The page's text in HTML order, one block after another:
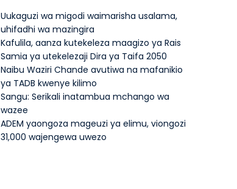
Uukaguzi wa migodi waimarisha usalama,
uhifadhi wa mazingira
Kafulila, aanza kutekeleza maagizo ya Rais
Samia ya utekelezaji Dira ya Taifa 2050
Naibu Waziri Chande avutiwa na mafanikio
ya TADB kwenye kilimo
Sangu: Serikali inatambua mchango wa
wazee
ADEM yaongoza mageuzi ya elimu, viongozi
31,000 wajengewa uwezo